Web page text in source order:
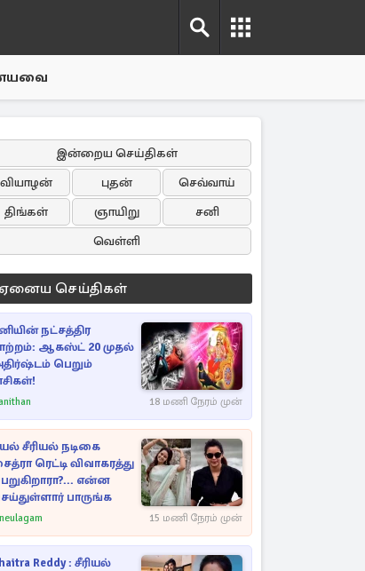
இன்றைய செய்திகள்
வியாழன்
புதன்
செவ்வாய்
திங்கள்
ஞாயிறு
சனி
வெள்ளி
ஏனைய செய்திகள்
நட்சத்திர
ஆகஸ்ட் 20 முதல்
பெறும்
18 மணி நேரம் முன்
சீரியல் நடிகை
ரெட்டி விவாகரத்து
என்ன
பாருங்க
15 மணி நேரம் முன்
Reddy : சீரியல்